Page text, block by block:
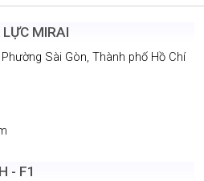
MIRAI
Sài Gòn, Thành phố Hồ Chí
- F1